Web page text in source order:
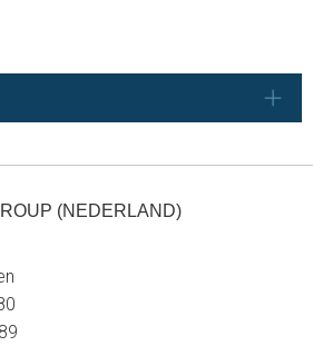
(NEDERLAND)